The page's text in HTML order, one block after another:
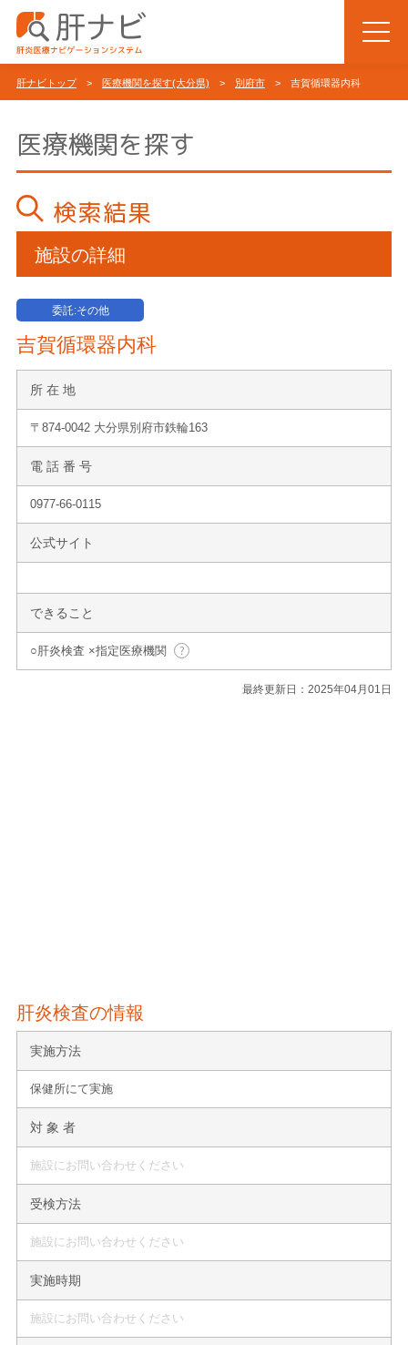
肝ナビトップ> 医療機関を探す(大分県) > 別府市 > 吉賀循環器内科
医療機関を探す
検索結果
施設の詳細
委託:その他
吉賀循環器内科
所 在 地
〒874-0042 大分県別府市鉄輪163
電 話 番 号
0977-66-0115
公式サイト
できること
○肝炎検査 ×指定医療機関
最終更新日：2025年04月01日
肝炎検査の情報
実施方法
保健所にて実施
対 象 者
施設にお問い合わせください
受検方法
施設にお問い合わせください
実施時期
施設にお問い合わせください